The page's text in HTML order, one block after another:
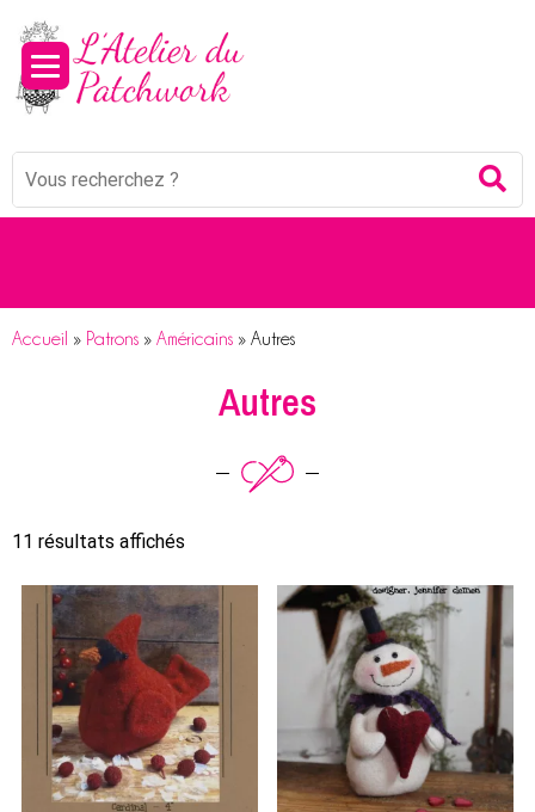
Mots
Accueil » Patrons » Américains » Autres
Autres
11 résultats affichés
Panneau de gestion des cookies